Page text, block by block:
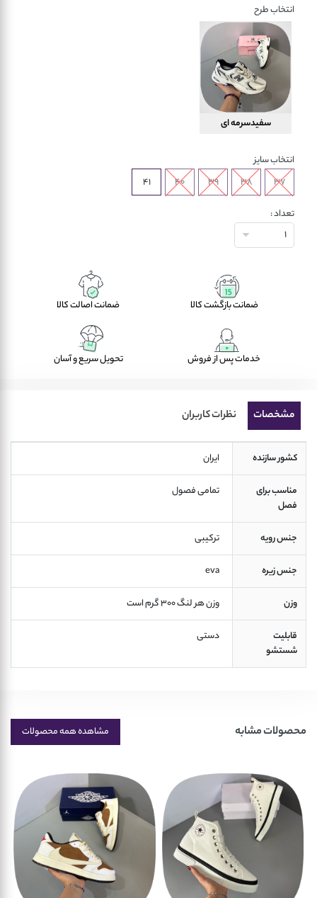
انتخاب طرح
سفیدسرمه ای
انتخاب سایز
37
38
39
40
41
تعداد :
1
ضمانت بازگشت کالا ضمانت اصالت کالا
خدمات پس از فروش تحویل سریع و آسان
مشخصات نظرات کاربران
کشور سازنده
مناسب برای
فصل
جنس رویه
جنس زیره
وزن
قابلیت
شستشو
محصولات مشابه مشاهده همه محصولات